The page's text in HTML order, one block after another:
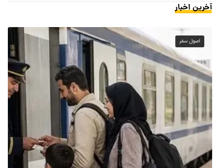
آخرین اخبار
اصول سفر